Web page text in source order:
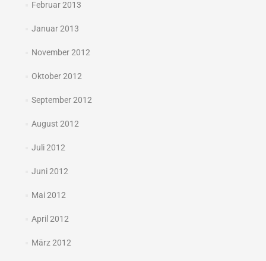
Februar 2013
Januar 2013
November 2012
Oktober 2012
September 2012
August 2012
Juli 2012
Juni 2012
Mai 2012
April 2012
März 2012